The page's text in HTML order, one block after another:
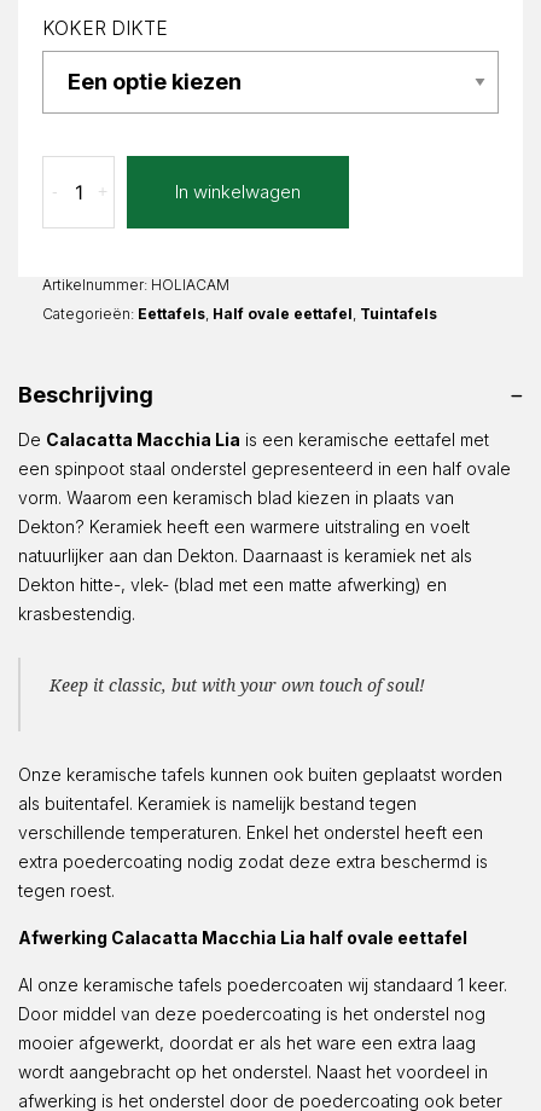
KOKER DIKTE
Macchia
Lia
ovaal
aantal
+
- In winkelwagen
Artikelnummer: HOLIACAM
Categorieën: Eettafels Half ovale eettafel Tuintafels
Beschrijving
De Calacatta Macchia Lia is een keramische eettafel met
een spinpoot staal onderstel gepresenteerd in een half ovale
vorm. Waarom een keramisch blad kiezen in plaats van
Dekton? Keramiek heeft een warmere uitstraling en voelt
natuurlijker aan dan Dekton. Daarnaast is keramiek net als
Dekton hitte-, vlek- (blad met een matte afwerking) en
krasbestendig.
Keep it classic, but with your own touch of soul!
Onze keramische tafels kunnen ook buiten geplaatst worden
als buitentafel. Keramiek is namelijk bestand tegen
verschillende temperaturen. Enkel het onderstel heeft een
extra poedercoating nodig zodat deze extra beschermd is
tegen roest.
Afwerking Calacatta Macchia Lia half ovale eettafel
Al onze keramische tafels poedercoaten wij standaard 1 keer.
Door middel van deze poedercoating is het onderstel nog
mooier afgewerkt, doordat er als het ware een extra laag
wordt aangebracht op het onderstel. Naast het voordeel in
afwerking is het onderstel door de poedercoating ook beter